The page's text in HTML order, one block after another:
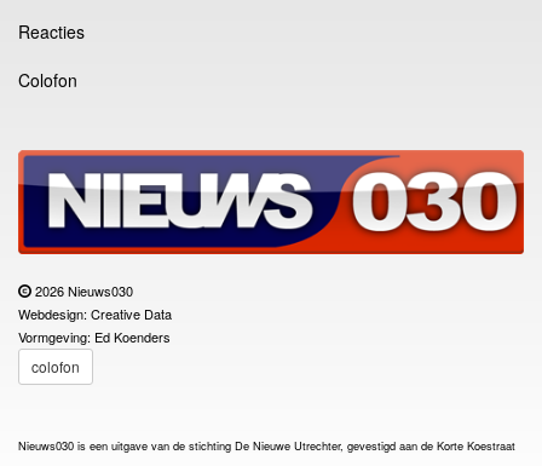
Reacties
Colofon
2026 Nieuws030
Webdesign: Creative Data
Vormgeving: Ed Koenders
colofon
Nieuws030 is een uitgave van de stichting De Nieuwe Utrechter, gevestigd aan de Korte Koestraat